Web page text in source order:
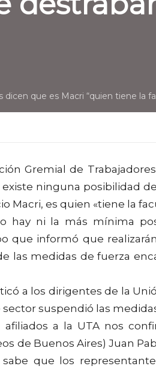
dicen que es Macri “quien tiene la
Gremial de
existe ninguna posibilidad
Macri, es quien «tiene la
hay ni la más mínima
que informó que
las medidas de fuerza
a los dirigentes de la
suspendió las
afiliados a la UTA nos
de Buenos Aires) Juan
que los